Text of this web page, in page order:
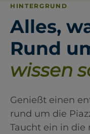
HINTERGRUND
Alles,
Rund
wissen
Genießt einen
rund um die
Taucht ein in die